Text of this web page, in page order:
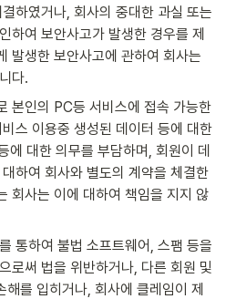
하였거나, 회사의 중대한 과실 또는
하여 보안사고가 발생한 경우를 제
발생한 보안사고에 관하여 회사는
다.
본인의 PC등 서비스에 접속 가능한
스 이용중 생성된 데이터 등에 대한
에 대한 의무를 부담하며, 회원이 데
하여 회사와 별도의 계약을 체결한
회사는 이에 대하여 책임을 지지 않
통하여 불법 소프트웨어, 스팸 등을
로써 법을 위반하거나, 다른 회원 및
해를 입히거나, 회사에 클레임이 제